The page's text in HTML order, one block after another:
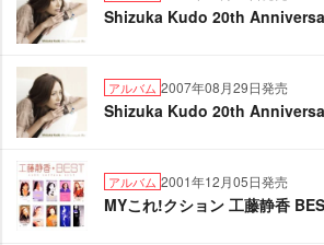
Shizuka Kudo 20th
アルバム 2007年08月29日発売
Shizuka Kudo 20th
アルバム 2001年12月05日発売
MYこれ!クション 工藤静香